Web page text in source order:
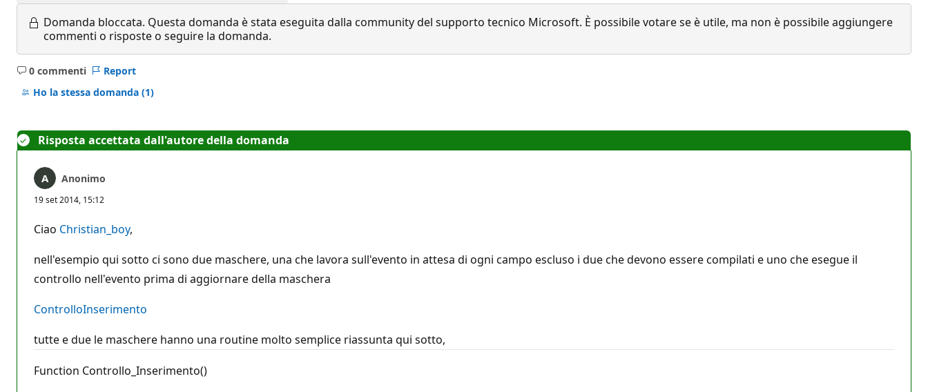
Domanda bloccata. Questa domanda è stata eseguita dalla community del supporto tecnico Microsoft. È possibile votare se è utile, ma non è possibile aggiungere
commenti o risposte o seguire la domanda.
0 commenti
Nessun
commento
Report
Ho la stessa domanda (1)
Risposta accettata dall'autore della domanda
Anonimo
19 set 2014, 15:12
Ciao Christian_boy,
nell'esempio qui sotto ci sono due maschere, una che lavora sull'evento in attesa di ogni campo escluso i due che devono essere compilati e uno che esegue il
controllo nell'evento prima di aggiornare della maschera
ControlloInserimento
tutte e due le maschere hanno una routine molto semplice riassunta qui sotto,
Function Controllo_Inserimento()